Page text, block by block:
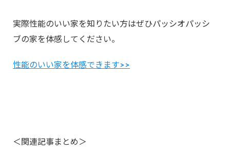
実際性能のいい家を知りたい方はぜひパッシオパッシ
ブの家を体感してください。
性能のいい家を体感できます>>
＜関連記事まとめ＞